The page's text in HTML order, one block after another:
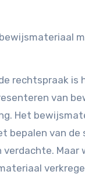
rechtspraak is
van
Het
bepalen van de
verdachte. Maar